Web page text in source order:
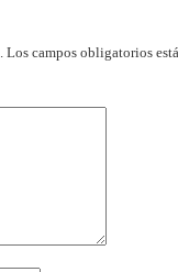
Los campos obligatorios